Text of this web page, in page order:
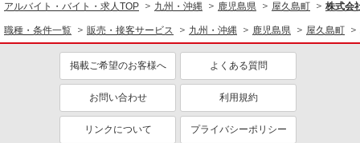
アルバイト・バイト・求人TOP 九州・沖縄 鹿児島県 屋久島町 株式会
職種・条件一覧 販売・接客サービス 九州・沖縄 鹿児島県 屋久島町
掲載ご希望のお客様へ よくある質問
お問い合わせ 利用規約
リンクについて プライバシーポリシー